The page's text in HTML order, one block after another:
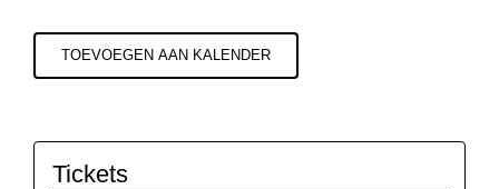
TOEVOEGEN AAN KALENDER
Tickets